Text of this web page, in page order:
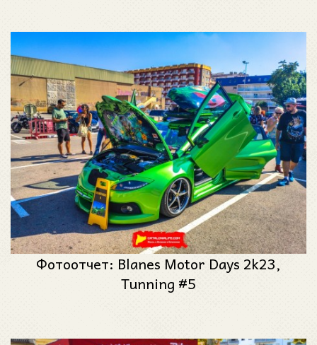
Фотоотчет: Blanes Motor Days 2k23,
Tunning #5